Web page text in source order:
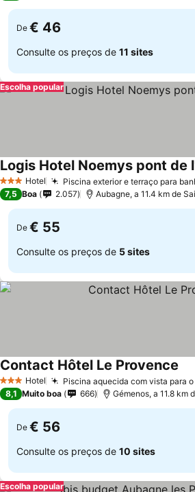
De € 46
Consulte os preços de 11 sites
Escolha popular
3 EstrelasHotel Piscina exterior e terraço para
Logis Hotel Noemys pont de
7,5 Boa 2.057 Aubagne, a 11.4 km de
De € 55
Consulte os preços de 5 sites
3 EstrelasHotel Piscina aquecida com vista para
Contact Hôtel Le Provence
8,1 Muito boa 666 Gémenos, a 11.8 km
De € 56
Consulte os preços de 10 sites
Escolha popular